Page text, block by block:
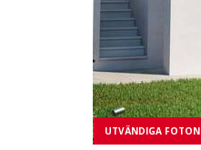
UTVÄNDIGA FOTON